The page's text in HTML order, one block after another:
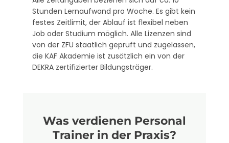
Stunden Lernaufwand pro Woche. Es gibt kein
festes Zeitlimit, der Ablauf ist flexibel neben
Job oder Studium möglich. Alle Lizenzen sind
von der ZFU staatlich geprüft und zugelassen,
die KAF Akademie ist zusätzlich ein von der
DEKRA zertifizierter Bildungsträger.
Was verdienen Personal
Trainer in der Praxis?